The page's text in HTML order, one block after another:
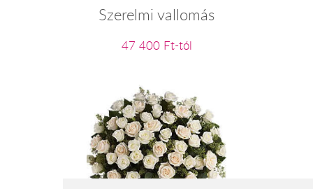
Szerelmi vallomás
47 400 Ft-tól